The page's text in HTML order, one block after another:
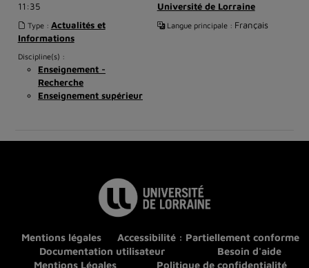
11:35
Université de Lorraine
Type : Actualités et
Informations
Langue principale : Français
Discipline(s) :
Enseignement -
Recherche
Enseignement supérieur
Mentions légales
Accessibilité : Partiellement conforme
Documentation utilisateur
Besoin d'aide
Mentions Légales
Politique de confidentialité